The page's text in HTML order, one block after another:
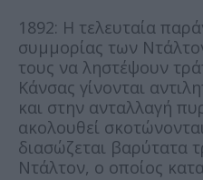
1892: Η τελευταία
συμμορίας των
τους να ληστέψουν
Κάνσας γίνονται
και στην ανταλλαγή
ακολουθεί
διασώζεται βαρύτατα
Ντάλτον, ο οποίος